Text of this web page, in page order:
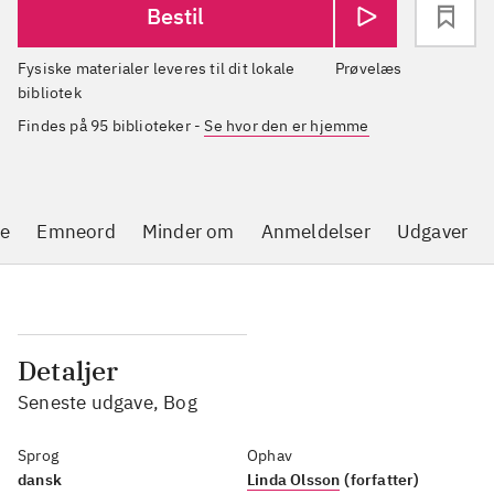
Bestil
Prøvelæs
Fysiske materialer leveres til dit lokale
bibliotek
Findes på 95 biblioteker-Se hvor den er hjemme
Emneord Minder om Anmeldelser Udgaver
Detaljer
Seneste udgave, Bog
Sprog
dansk
Ophav
Linda Olsson (forfatter)